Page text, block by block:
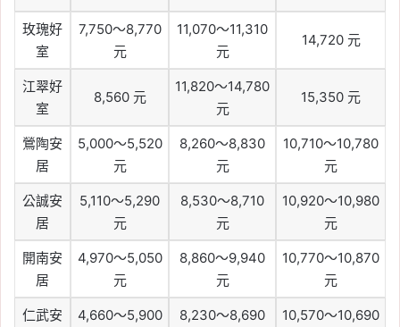
玫瑰好
室
7,750～8,770
元
11,070～11,310
元
14,720 元
江翠好
室
8,560 元
11,820～14,780
元
15,350 元
鶯陶安
居
5,000～5,520
元
8,260～8,830
元
10,710～10,780
元
公誠安
居
5,110～5,290
元
8,530～8,710
元
10,920～10,980
元
開南安
居
4,970～5,050
元
8,860～9,940
元
10,770～10,870
元
仁武安
4,660～5,900
8,230～8,690
10,570～10,690